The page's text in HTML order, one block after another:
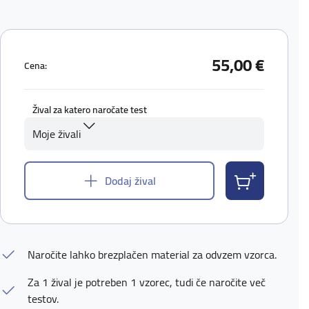
Cena: 55,00 €
Žival za katero naročate test
Moje živali
Dodaj žival
Naročite lahko brezplačen material za odvzem vzorca.
Za 1 žival je potreben 1 vzorec, tudi če naročite več
testov.